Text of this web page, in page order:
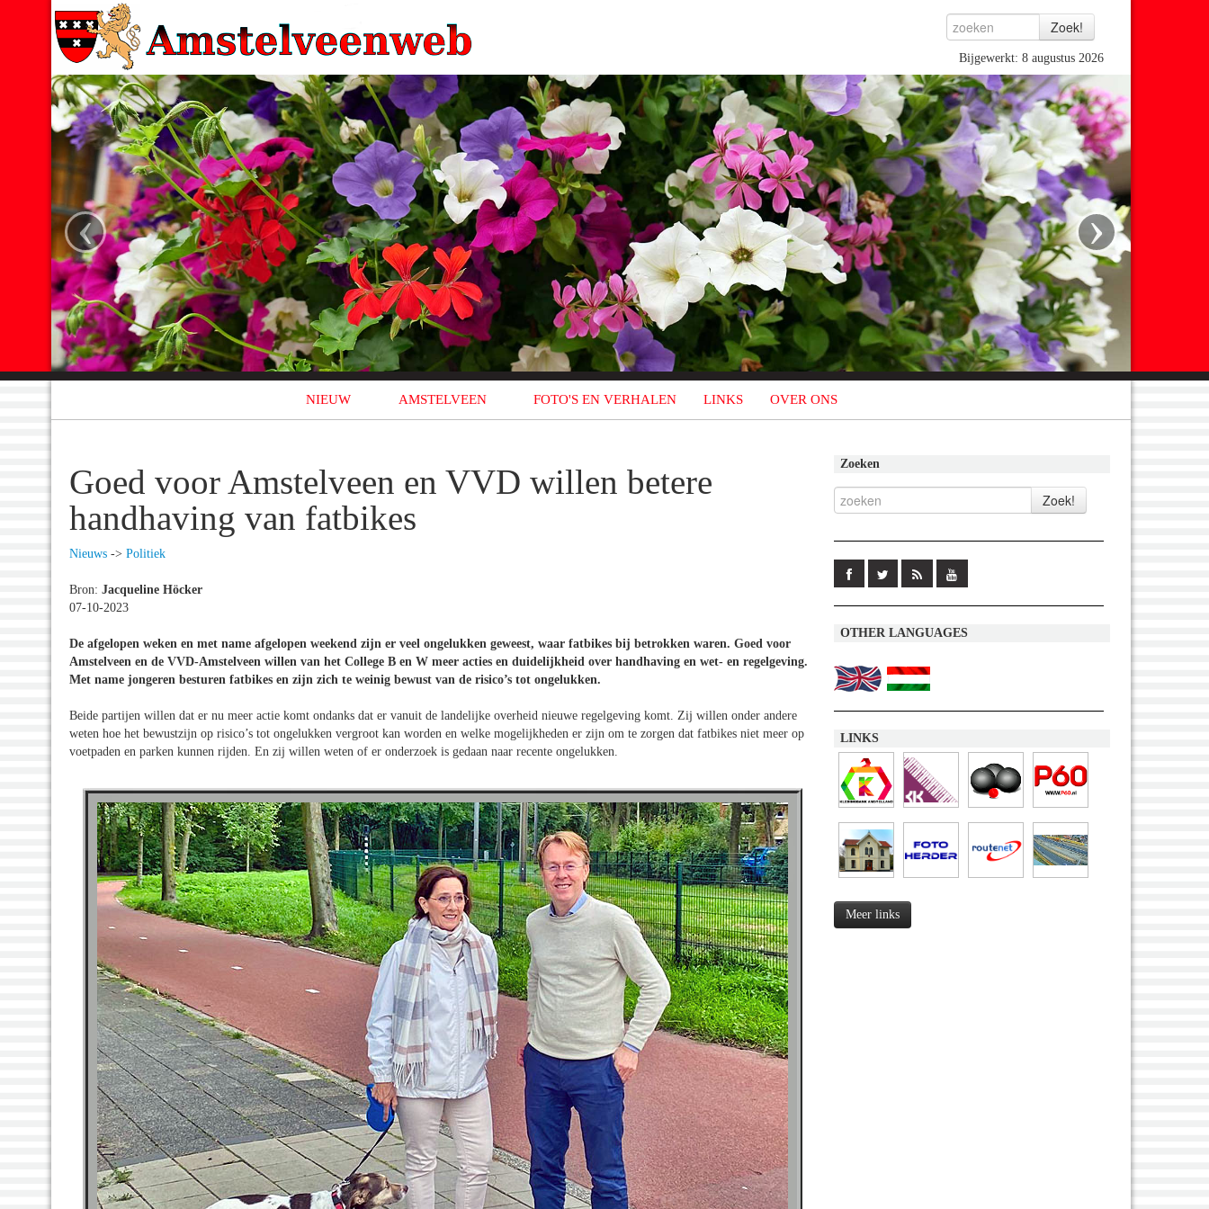
Bijgewerkt: 8 augustus 2026
‹ ›
NIEUW AMSTELVEEN FOTO'S EN VERHALEN LINKS OVER ONS
Goed voor Amstelveen en VVD willen betere
handhaving van fatbikes
Nieuws -> Politiek
Bron: Jacqueline Höcker
07-10-2023
De afgelopen weken en met name afgelopen weekend zijn er veel ongelukken geweest, waar fatbikes bij betrokken waren. Goed voor
Amstelveen en de VVD-Amstelveen willen van het College B en W meer acties en duidelijkheid over handhaving en wet- en regelgeving.
Met name jongeren besturen fatbikes en zijn zich te weinig bewust van de risico’s tot ongelukken.
Beide partijen willen dat er nu meer actie komt ondanks dat er vanuit de landelijke overheid nieuwe regelgeving komt. Zij willen onder andere
weten hoe het bewustzijn op risico’s tot ongelukken vergroot kan worden en welke mogelijkheden er zijn om te zorgen dat fatbikes niet meer op
voetpaden en parken kunnen rijden. En zij willen weten of er onderzoek is gedaan naar recente ongelukken.
Zoeken
OTHER LANGUAGES
LINKS
Meer links